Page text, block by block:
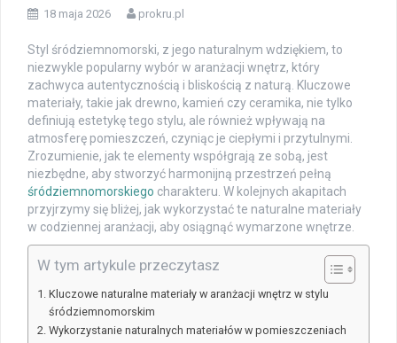
18 maja 2026 prokru.pl
Styl śródziemnomorski, z jego naturalnym wdziękiem, to
niezwykle popularny wybór w aranżacji wnętrz, który
zachwyca autentycznością i bliskością z naturą. Kluczowe
materiały, takie jak drewno, kamień czy ceramika, nie tylko
definiują estetykę tego stylu, ale również wpływają na
atmosferę pomieszczeń, czyniąc je ciepłymi i przytulnymi.
Zrozumienie, jak te elementy współgrają ze sobą, jest
niezbędne, aby stworzyć harmonijną przestrzeń pełną
śródziemnomorskiego charakteru. W kolejnych akapitach
przyjrzymy się bliżej, jak wykorzystać te naturalne materiały
w codziennej aranżacji, aby osiągnąć wymarzone wnętrze.
W tym artykule przeczytasz
Kluczowe naturalne materiały w aranżacji wnętrz w stylu
śródziemnomorskim
Wykorzystanie naturalnych materiałów w pomieszczeniach